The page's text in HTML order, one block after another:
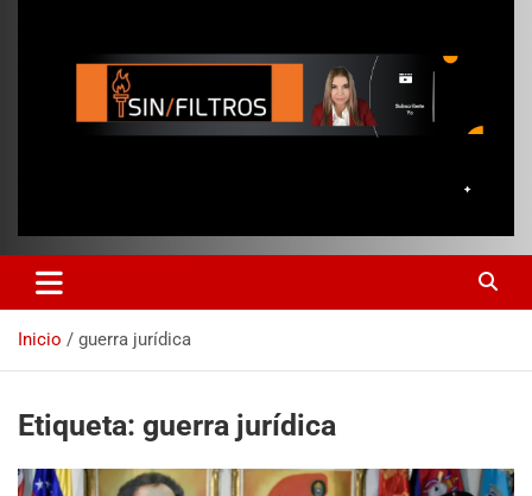
Inicio guerra jurídica
Etiqueta: guerra jurídica